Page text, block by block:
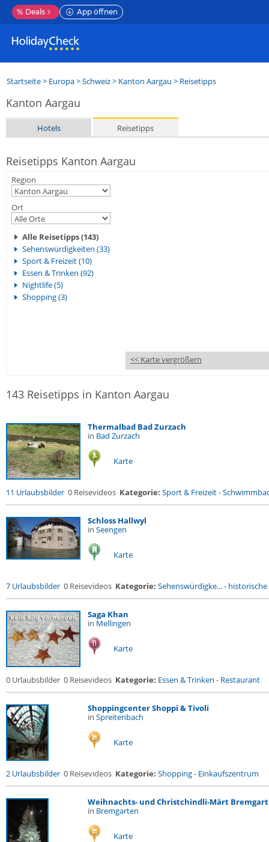
% Deals App öffnen
Startseite> Europa>Schweiz> Kanton Aargau > Reisetipps
Kanton Aargau
Hotels Reisetipps
Reisetipps Kanton Aargau
Region
Ort
Alle Reisetipps (143)
Sehenswürdigkeiten (33)
Sport & Freizeit (10)
Essen & Trinken (92)
Nightlife (5)
Shopping (3)
<< Karte vergrößern
143 Reisetipps in Kanton Aargau
Thermalbad Bad Zurzach
in Bad Zurzach
Karte
11 Urlaubsbilder 0 Reisevideos Kategorie: Sport & Freizeit-
Schloss Hallwyl
in Seengen
Karte
7 Urlaubsbilder 0 Reisevideos Kategorie: Sehenswürdigke...- historische
Saga Khan
in Mellingen
Karte
0 Urlaubsbilder 0 Reisevideos Kategorie: Essen & Trinken - Restaurant
Shoppingcenter Shoppi & Tivoli
in Spreitenbach
Karte
2 Urlaubsbilder 0 Reisevideos Kategorie: Shopping- Einkaufszentrum
Weihnachts- und Christchindli-Märt
in Bremgarten
Karte